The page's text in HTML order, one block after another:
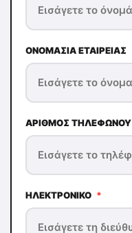
ΟΝΟΜΑΣΊΑ ΕΤΑΙΡΕΊΑΣ
ΑΡΙΘΜΌΣ ΤΗΛΕΦΏΝΟΥ
ΗΛΕΚΤΡΟΝΙΚΌ *